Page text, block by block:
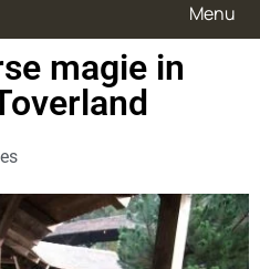
Menu
magie in